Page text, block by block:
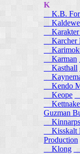
K
K.B.
Karakter
Karcher
Karman
Kasthall
Kendo
Keope
Guzman
Kinnarps
Kisskalt
Production
Klong